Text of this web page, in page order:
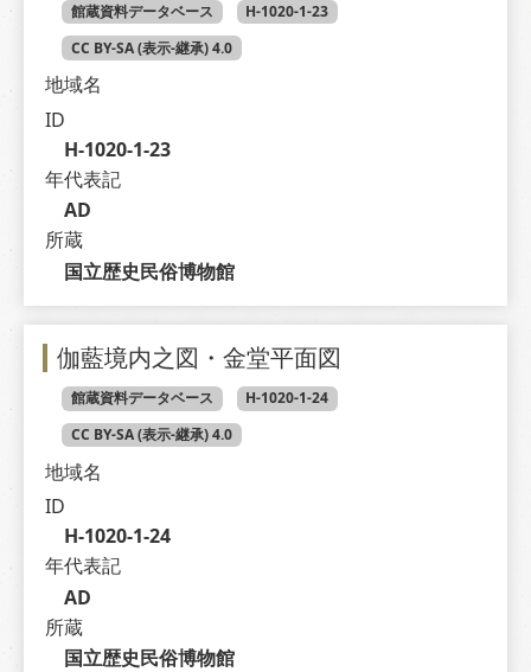
館蔵資料データベース
H-1020-1-23
CC BY-SA (表示-継承) 4.0
地域名
ID
H-1020-1-23
年代表記
AD
所蔵
国立歴史民俗博物館
伽藍境内之図・金堂平面図
館蔵資料データベース
H-1020-1-24
CC BY-SA (表示-継承) 4.0
地域名
ID
H-1020-1-24
年代表記
AD
所蔵
国立歴史民俗博物館